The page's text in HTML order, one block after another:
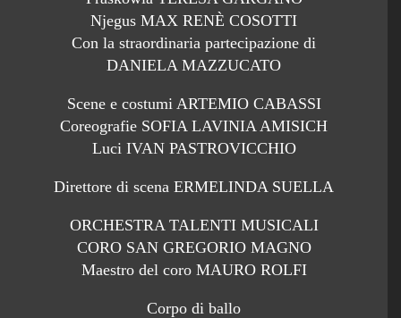
Njegus MAX RENÈ COSOTTI
Con la straordinaria partecipazione di
DANIELA MAZZUCATO
Scene e costumi ARTEMIO CABASSI
Coreografie SOFIA LAVINIA AMISICH
Luci IVAN PASTROVICCHIO
Direttore di scena ERMELINDA SUELLA
ORCHESTRA TALENTI MUSICALI
CORO SAN GREGORIO MAGNO
Maestro del coro MAURO ROLFI
Corpo di ballo